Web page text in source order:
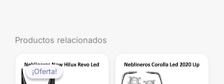
Productos relacionados
¡Oferta!
¡Oferta!
precio
original
precio